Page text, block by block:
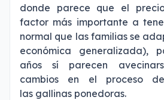
donde parece que el
factor más importante a
normal que las familias se
económica generalizada),
años sí parecen
cambios en el proceso
las gallinas ponedoras.